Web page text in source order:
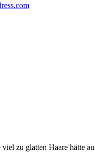
zu glatten Haare hätte